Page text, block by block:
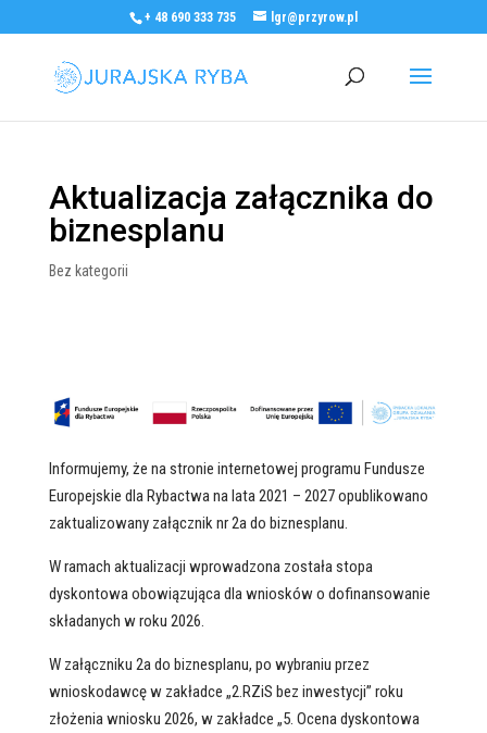
+ 48 690 333 735 lgr@przyrow.pl
Aktualizacja załącznika do
biznesplanu
Bez kategorii
Informujemy, że na stronie internetowej programu Fundusze
Europejskie dla Rybactwa na lata 2021 – 2027 opublikowano
zaktualizowany załącznik nr 2a do biznesplanu.
W ramach aktualizacji wprowadzona została stopa
dyskontowa obowiązująca dla wniosków o dofinansowanie
składanych w roku 2026.
W załączniku 2a do biznesplanu, po wybraniu przez
wnioskodawcę w zakładce „2.RZiS bez inwestycji” roku
złożenia wniosku 2026, w zakładce „5. Ocena dyskontowa